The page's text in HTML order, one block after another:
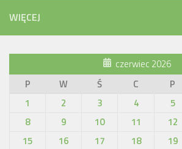
WIĘCEJ
czerwiec 2026
P
W Ś C P
1
2 3 4 5
8
9 10 11 12
15
16 17 18 19